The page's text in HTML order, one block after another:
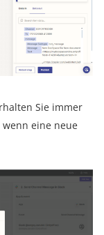
Sie immer
eine neue